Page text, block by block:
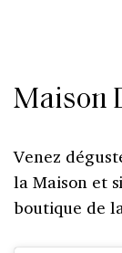
Maison
Venez
la Maison et
boutique de